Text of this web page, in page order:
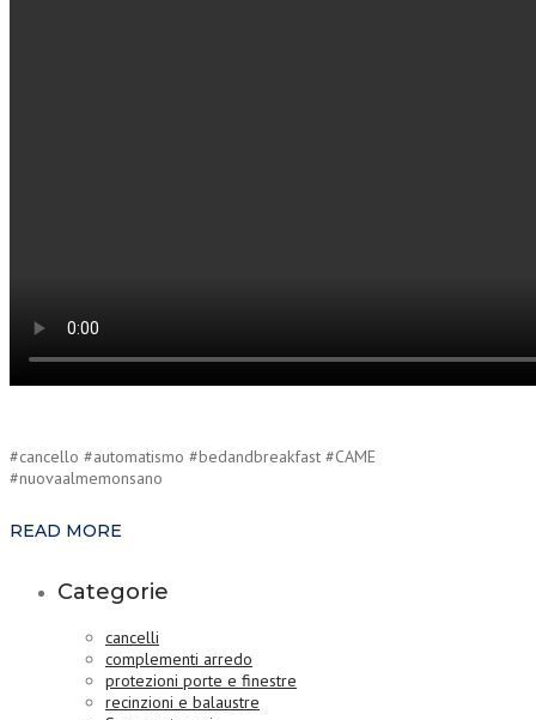
#cancello #automatismo #bedandbreakfast #CAME
#nuovaalmemonsano
READ MORE
Categorie
cancelli
complementi arredo
protezioni porte e finestre
recinzioni e balaustre